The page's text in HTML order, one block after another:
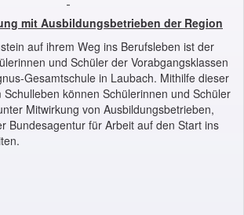
mit Ausbildungsbetrieben der Region
auf ihrem Weg ins Berufsleben ist der
und Schüler der Vorabgangsklassen
Gesamtschule in Laubach. Mithilfe dieser
können Schülerinnen und Schüler
Mitwirkung von Ausbildungsbetrieben,
Bundesagentur für Arbeit auf den Start ins